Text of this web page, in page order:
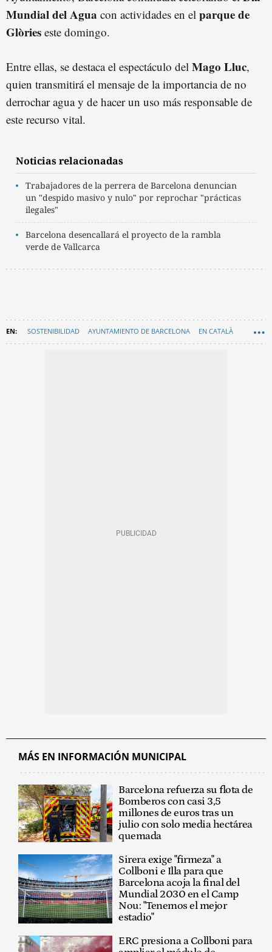
Mundial del Agua con actividades en el parque de
Glòries este domingo.
Entre ellas, se destaca el espectáculo del Mago Lluc,
quien transmitirá el mensaje de la importancia de no
derrochar agua y de hacer un uso más responsable de
este recurso vital.
Noticias relacionadas
Trabajadores de la perrera de Barcelona denuncian
un "despido masivo y nulo" por reprochar "prácticas
ilegales"
Barcelona desencallará el proyecto de la rambla
verde de Vallcarca
SOSTENIBILIDAD AYUNTAMIENTO DE BARCELONA EN CATALÀ
MÁS EN INFORMACIÓN MUNICIPAL
Barcelona refuerza su flota de
Bomberos con casi 3,5
millones de euros tras un
julio con solo media hectárea
quemada
Sirera exige "firmeza" a
Collboni e Illa para que
Barcelona acoja la final del
Mundial 2030 en el Camp
Nou: "Tenemos el mejor
estadio"
ERC presiona a Collboni para